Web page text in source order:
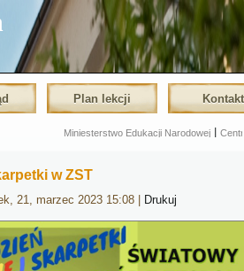
Plan lekcji Kontakt
Miniesterstwo Edukacji Narodowej|Centralna Komisja
w ZST
21, marzec 2023 15:08 Drukuj